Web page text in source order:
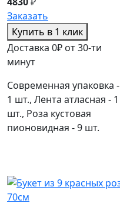
Заказать
Купить в 1 клик
Доставка 0₽ от 30-ти
минут
Современная упаковка -
1 шт., Лента атласная - 1
шт., Роза кустовая
пионовидная - 9 шт.